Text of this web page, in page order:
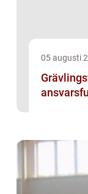
05 augusti